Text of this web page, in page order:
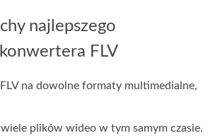
najlepszego
FLV
na dowolne formaty multimedialne,
wiele plików wideo w tym samym czasie.